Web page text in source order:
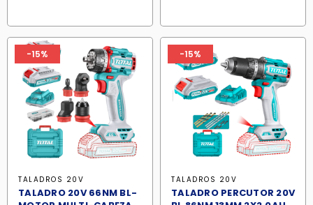
-15%
TALADROS 20V
TALADRO 20V 66NM BL-
-15%
TALADROS 20V
TALADRO PERCUTOR 20V